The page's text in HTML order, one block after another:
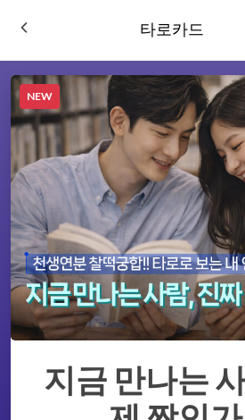
타로카드
NEW
지금 만나는